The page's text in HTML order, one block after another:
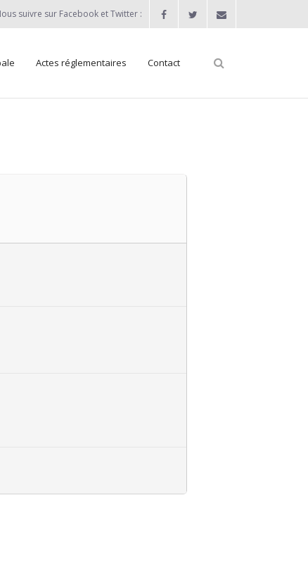
suivre sur Facebook et Twitter :
Actes réglementaires Contact